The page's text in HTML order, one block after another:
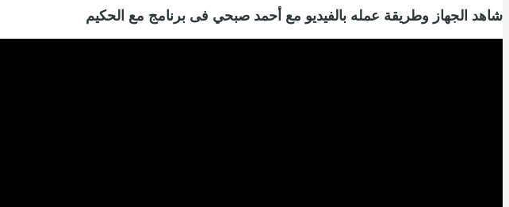
شاهد الجهاز وطريقة عمله بالفيديو مع أحمد صبحي فى برنامج مع الحكيم